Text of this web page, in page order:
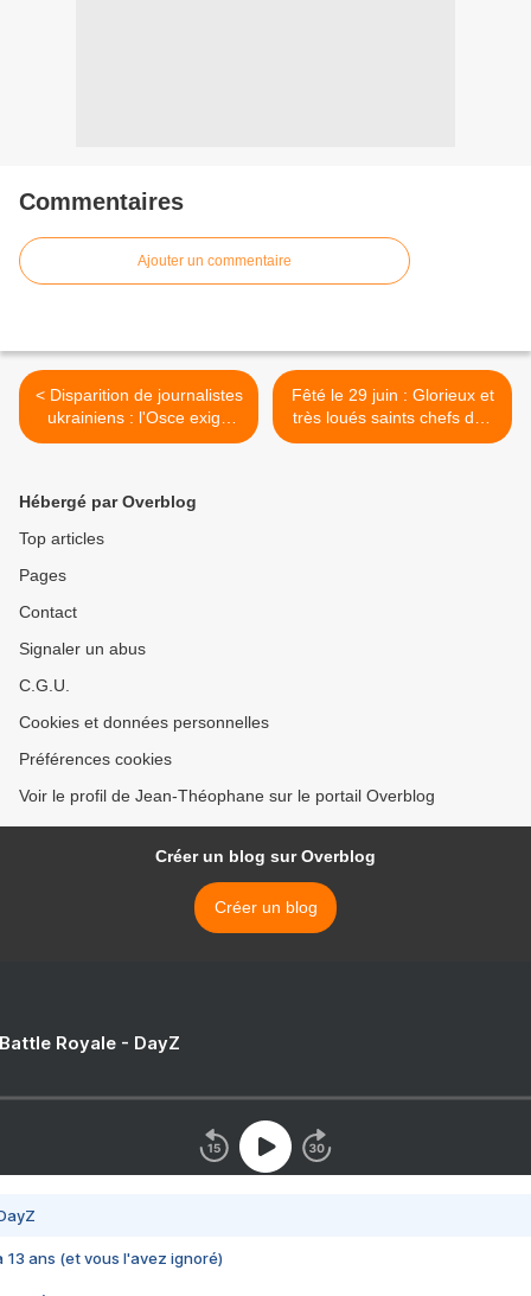
Commentaires
Ajouter un commentaire
< Disparition de journalistes
ukrainiens : l'Osce exige
des enquêtes zélées
Fêté le 29 juin : Glorieux et
très loués saints chefs des
apôtres Paul et Pierre >
Hébergé par Overblog
Top articles
Pages
Contact
Signaler un abus
C.G.U.
Cookies et données personnelles
Préférences cookies
Voir le profil de Jean-Théophane sur le portail Overblog
Créer un blog sur Overblog
Créer un blog
Royale - DayZ
13 ans (et vous l'avez ignoré)